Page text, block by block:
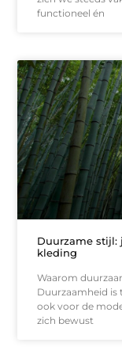
functioneel én
Duurzame stijl:
kleding
Waarom
Duurzaamheid
ook voor de
zich bewust